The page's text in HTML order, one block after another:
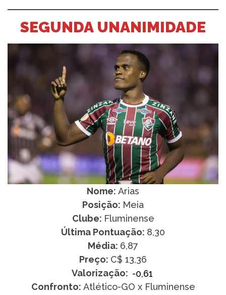
SEGUNDA UNANIMIDADE
Nome: Arias
Posição: Meia
Clube: Fluminense
Última Pontuação: 8,30
Média: 6,87
Preço: C$ 13,36
Valorização: -0,61
Confronto: Atlético-GO x Fluminense